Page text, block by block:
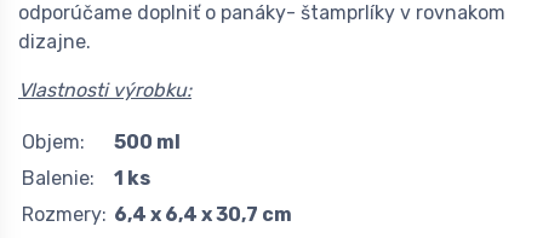
odporúčame doplniť o panáky- štamprlíky v rovnakom
dizajne.
Vlastnosti výrobku:
Objem:
500 ml
Balenie:
1 ks
Rozmery: 6,4 x 6,4 x 30,7 cm